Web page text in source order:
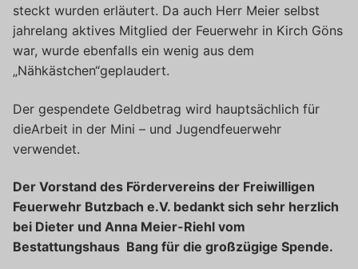
steckt wurden erläutert. Da auch Herr Meier selbst
jahrelang aktives Mitglied der Feuerwehr in Kirch Göns
war, wurde ebenfalls ein wenig aus dem
„Nähkästchen“geplaudert.
Der gespendete Geldbetrag wird hauptsächlich für
dieArbeit in der Mini – und Jugendfeuerwehr
verwendet.
Der Vorstand des Fördervereins der Freiwilligen
Feuerwehr Butzbach e.V. bedankt sich sehr herzlich
bei Dieter und Anna Meier-Riehl vom
Bestattungshaus Bang für die großzügige Spende.